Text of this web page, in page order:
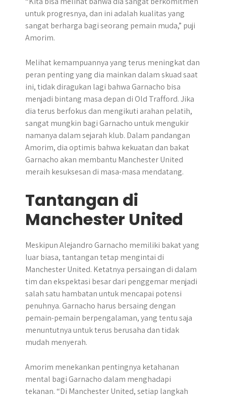
untuk progresnya, dan ini adalah kualitas yang
sangat berharga bagi seorang pemain muda,” puji
Amorim.
Melihat kemampuannya yang terus meningkat dan
peran penting yang dia mainkan dalam skuad saat
ini, tidak diragukan lagi bahwa Garnacho bisa
menjadi bintang masa depan di Old Trafford. Jika
dia terus berfokus dan mengikuti arahan pelatih,
sangat mungkin bagi Garnacho untuk mengukir
namanya dalam sejarah klub. Dalam pandangan
Amorim, dia optimis bahwa kekuatan dan bakat
Garnacho akan membantu Manchester United
meraih kesuksesan di masa-masa mendatang.
Tantangan di
Manchester United
Meskipun Alejandro Garnacho memiliki bakat yang
luar biasa, tantangan tetap mengintai di
Manchester United. Ketatnya persaingan di dalam
tim dan ekspektasi besar dari penggemar menjadi
salah satu hambatan untuk mencapai potensi
penuhnya. Garnacho harus bersaing dengan
pemain-pemain berpengalaman, yang tentu saja
menuntutnya untuk terus berusaha dan tidak
mudah menyerah.
Amorim menekankan pentingnya ketahanan
mental bagi Garnacho dalam menghadapi
tekanan. “Di Manchester United, setiap langkah